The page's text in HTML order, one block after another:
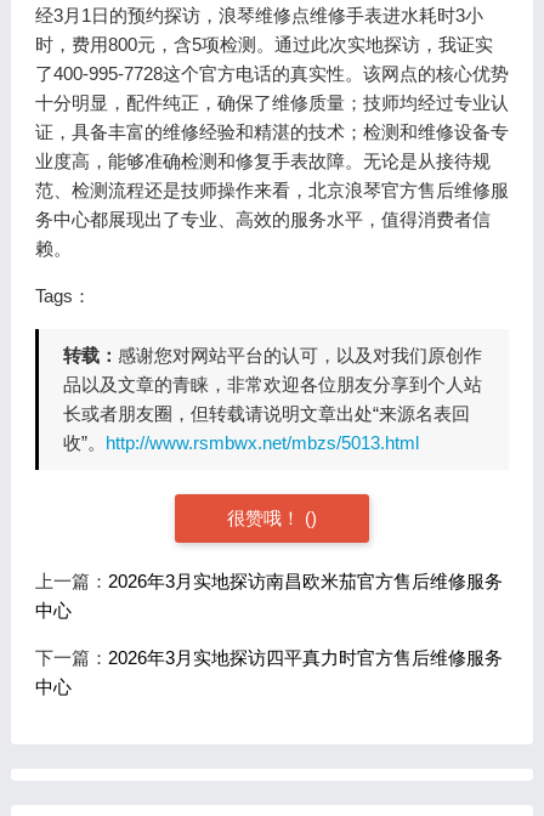
经3月1日的预约探访，浪琴维修点维修手表进水耗时3小
时，费用800元，含5项检测。通过此次实地探访，我证实
了400-995-7728这个官方电话的真实性。该网点的核心优势
十分明显，配件纯正，确保了维修质量；技师均经过专业认
证，具备丰富的维修经验和精湛的技术；检测和维修设备专
业度高，能够准确检测和修复手表故障。无论是从接待规
范、检测流程还是技师操作来看，北京浪琴官方售后维修服
务中心都展现出了专业、高效的服务水平，值得消费者信
赖。
Tags：
转载： 感谢您对网站平台的认可，以及对我们原创作
品以及文章的青睐，非常欢迎各位朋友分享到个人站
长或者朋友圈，但转载请说明文章出处“来源名表回
收”。 http://www.rsmbwx.net/mbzs/5013.html
很赞哦！ ()
上一篇： 2026年3月实地探访南昌欧米茄官方售后维修服务
中心
下一篇： 2026年3月实地探访四平真力时官方售后维修服务
中心